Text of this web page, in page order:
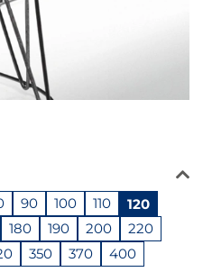
90 100 110 120
180 190 200
220
350 370 400